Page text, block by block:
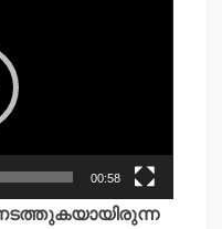
00:58
നടത്തുകയായിരുന്ന